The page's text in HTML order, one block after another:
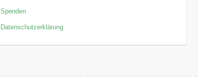
Spenden
Datenschutzerklärung